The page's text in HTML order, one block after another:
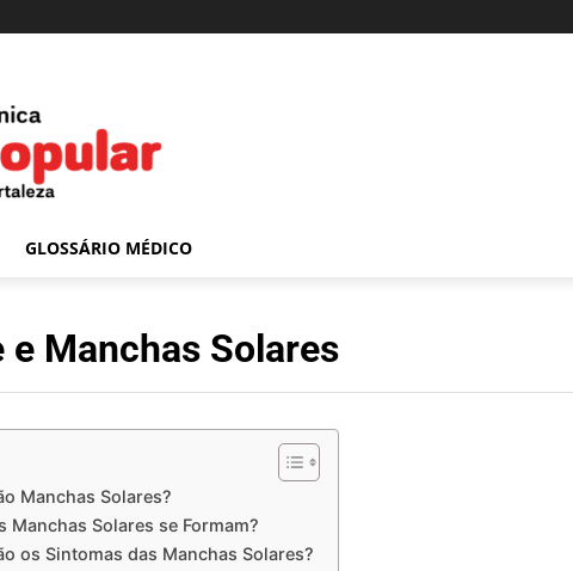
GLOSSÁRIO MÉDICO
e Manchas Solares
Manchas Solares?
Manchas Solares se Formam?
os Sintomas das Manchas Solares?